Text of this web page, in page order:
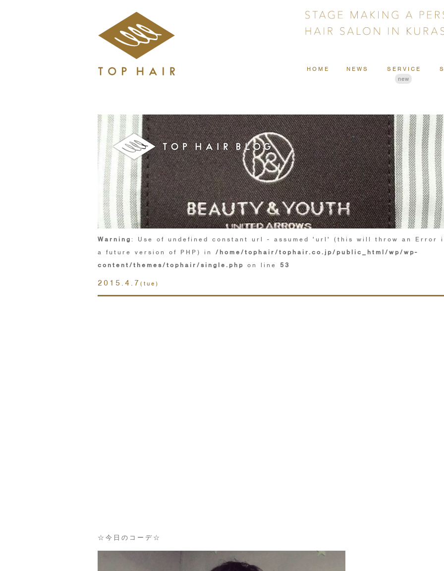
HOME NEWS
SERVICE
new
Warning : Use of undefined constant url - assumed 'url' (this will throw an Error
a future version of PHP) in /home/tophair/tophair.co.jp/public_html/wp/wp-
content/themes/tophair/single.php on line 53
2015.4.7 (tue)
☆今日のコーデ☆